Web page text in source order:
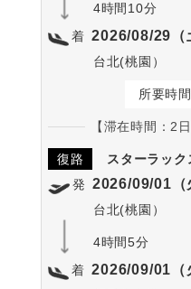
4時間10分
着 2026/08/29（
台北(桃園）
所要時
【滞在時間：2
復路 スターラック
発 2026/09/01（
台北(桃園）
4時間5分
着 2026/09/01（